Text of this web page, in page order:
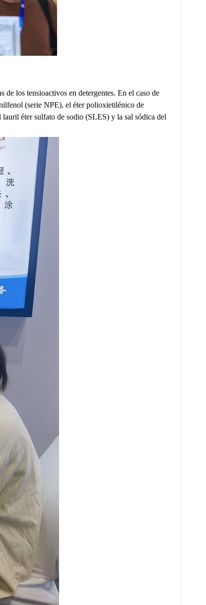
los tensioactivos en detergentes. En el caso de
(serie NPE), el éter polioxietilénico de
éter sulfato de sodio (SLES) y la sal sódica del